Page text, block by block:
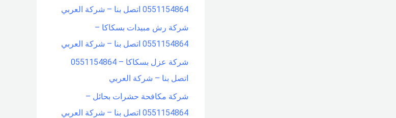
0551154864 اتصل بنا – شركة العربي
شركة رش مبيدات بسكاكا –
0551154864 اتصل بنا – شركة العربي
شركة عزل بسكاكا – 0551154864
اتصل بنا – شركة العربي
شركة مكافحة حشرات بحائل –
0551154864 اتصل بنا – شركة العربي